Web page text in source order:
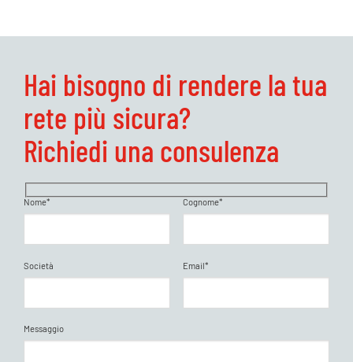
Hai bisogno di rendere la tua
rete più sicura?
Richiedi una consulenza
Nome* Cognome*
Società Email*
Messaggio